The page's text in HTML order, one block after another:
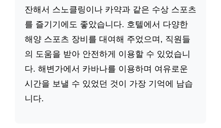
잔해서 스노클링이나 카약과 같은 수상 스포츠
를 즐기기에도 좋았습니다. 호텔에서 다양한
해양 스포츠 장비를 대여해 주었으며, 직원들
의 도움을 받아 안전하게 이용할 수 있었습니
다. 해변가에서 카바나를 이용하며 여유로운
시간을 보낼 수 있었던 것이 가장 기억에 남습
니다.